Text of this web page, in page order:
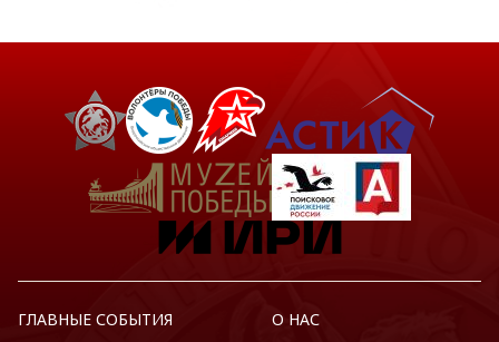
ГЛАВНЫЕ СОБЫТИЯ О НАС